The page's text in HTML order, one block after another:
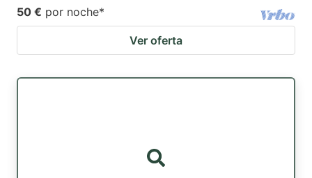
50 € por noche*
Ver oferta